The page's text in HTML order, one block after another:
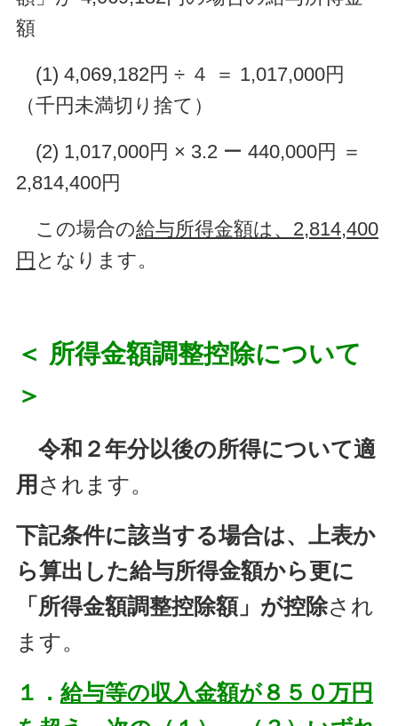
額
(1) 4,069,182円 ÷ ４ ＝ 1,017,000円
（千円未満切り捨て）
(2) 1,017,000円 × 3.2 ー 440,000円 ＝
2,814,400円
この場合の給与所得金額は、2,814,400
円 となります。
＜ 所得金額調整控除について
＞
令和２年分以後の所得について適
用 されます。
下記条件に該当する場合は、上表か
ら算出した給与所得金額から更に
「所得金額調整控除額」が控除され
ます。
１． 給与等の収入金額が８５０万円